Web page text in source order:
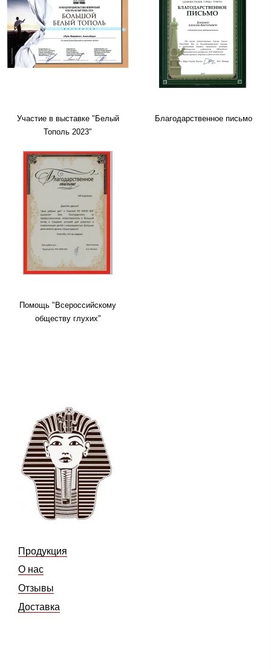
Участие в выставке "Белый
Тополь 2023"
Благодарственное письмо
Помощь "Всероссийскому
обществу глухих"
Продукция
О нас
Отзывы
Доставка